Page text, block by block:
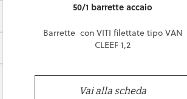
50/1 barrette accaio
Barrette con VITI filettate tipo VAN
CLEEF 1,2
Vai alla scheda